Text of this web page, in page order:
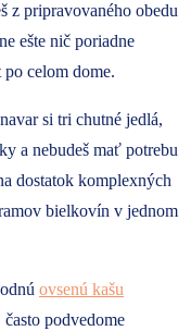
z pripravovaného obedu
ešte nič poriadne
celom dome.
si tri chutné jedlá,
a nebudeš mať potrebu
dostatok komplexných
bielkovín v jednom
ovsenú kašu
podvedome